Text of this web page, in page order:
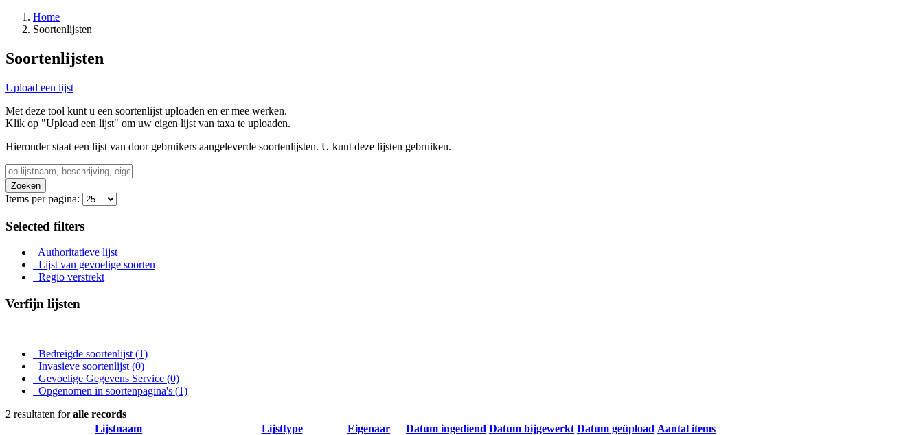
Home
Soortenlijsten
Soortenlijsten
Upload een lijst
Met deze tool kunt u een soortenlijst uploaden en er mee werken.
Klik op "Upload een lijst" om uw eigen lijst van taxa te uploaden.
Hieronder staat een lijst van door gebruikers aangeleverde soortenlijsten. U kunt deze lijsten gebruiken.
Zoeken
Items per pagina:
Selected filters
Authoritatieve lijst
Lijst van gevoelige soorten
Regio verstrekt
Verfijn lijsten
Bedreigde soortenlijst (1)
Invasieve soortenlijst (0)
Gevoelige Gegevens Service (0)
Opgenomen in soortenpagina's (1)
2 resultaten foralle records
Lijstnaam
Lijsttype Eigenaar Datum ingediend Datum bijgewerkt Datum geüpload Aantal items